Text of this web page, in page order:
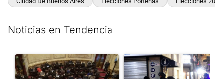
Noticias en Tendencia
Un artículo de tendencia con el título "El Senado dio media
Un artículo de tendencia con